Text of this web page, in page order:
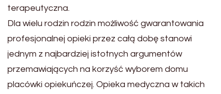
terapeutyczna.
Dla wielu rodzin rodzin możliwość gwarantowania
profesjonalnej opieki przez całą dobę stanowi
jednym z najbardziej istotnych argumentów
przemawiających na korzyść wyborem domu
placówki opiekuńczej. Opieka medyczna w takich